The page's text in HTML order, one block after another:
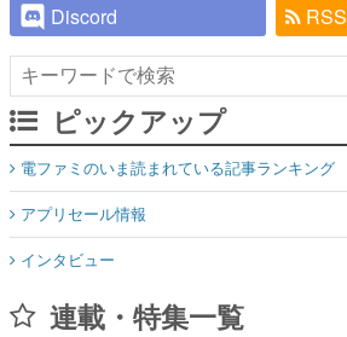
Discord
RSS
ピックアップ
電ファミのいま読まれている記事ランキング
アプリセール情報
インタビュー
連載・特集一覧